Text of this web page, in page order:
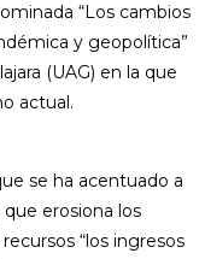
“Los cambios
y geopolítica”
(UAG) en la que
actual.
se ha acentuado a
erosiona los
“los ingresos